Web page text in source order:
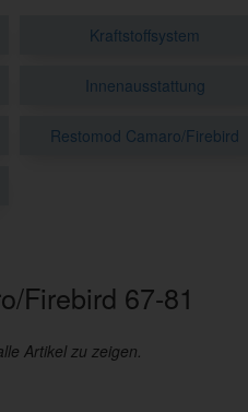
Kraftstoffsystem
Innenausstattung
Restomod Camaro/Firebird
Firebird 67-81
Artikel zu zeigen.